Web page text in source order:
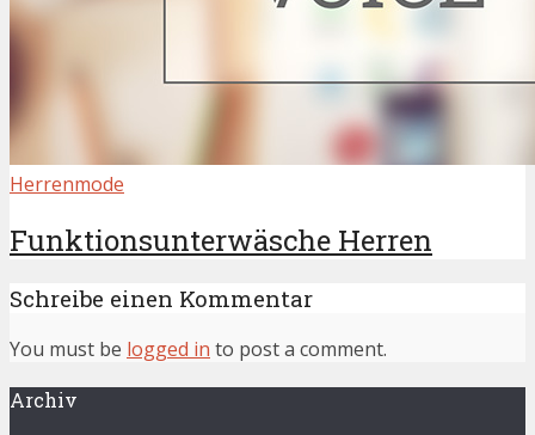
Herrenmode
Funktionsunterwäsche Herren
Schreibe einen Kommentar
You must be logged in to post a comment.
Archiv